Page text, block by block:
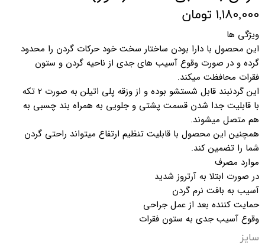
۱,۱۸۰,۰۰۰ تومان
ویژگی ها
این محصول با دارا بودن ساختار سخت خود حرکات گردن را محدود
گرده و در صورت وقوع آسیب های جدی از ناحیه گردن و ستون
فقرات محافظت میکند.
این گردنبند قابل شستشو بوده و از وزقه پلی اتیلن به صورت 2 تکه
با قابلیت جدا شدن قسمت پشتی و جلویی به همراه بند چسبی به
هم متصل میشوند.
همچنین این محصول با قابلیت تنظیم ارتفاع میتواند راحتی گردن
شما را تضمین کند.
موارد مصرف
در صورت ابتلا به آرتروز شدید
آسیب به بافت نرم گردن
حمایت کننده بعد از عمل جراحی
وقوع آسیب جدی به ستون فقرات
سایز